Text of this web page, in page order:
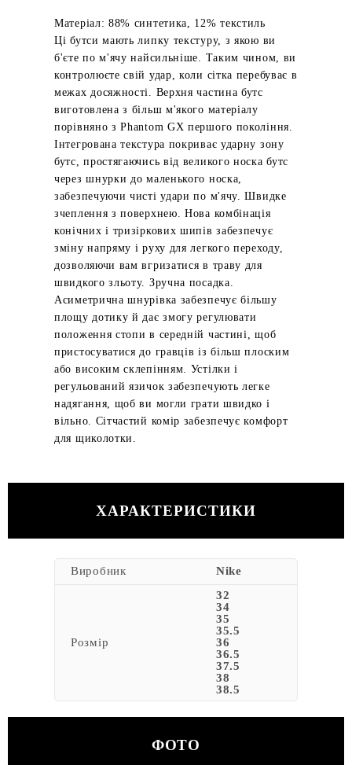
Матеріал: 88% синтетика, 12% текстиль
Ці бутси мають липку текстуру, з якою ви
б'єте по м'ячу найсильніше. Таким чином, ви
контролюєте свій удар, коли сітка перебуває в
межах досяжності. Верхня частина бутс
виготовлена з більш м'якого матеріалу
порівняно з Phantom GX першого покоління.
Інтегрована текстура покриває ударну зону
бутс, простягаючись від великого носка бутс
через шнурки до маленького носка,
забезпечуючи чисті удари по м'ячу. Швидке
зчеплення з поверхнею. Нова комбінація
конічних і тризіркових шипів забезпечує
зміну напряму і руху для легкого переходу,
дозволяючи вам вгризатися в траву для
швидкого зльоту. Зручна посадка.
Асиметрична шнурівка забезпечує більшу
площу дотику й дає змогу регулювати
положення стопи в середній частині, щоб
пристосуватися до гравців із більш плоским
або високим склепінням. Устілки і
регульований язичок забезпечують легке
надягання, щоб ви могли грати швидко і
вільно. Сітчастий комір забезпечує комфорт
для щиколотки.
ХАРАКТЕРИСТИКИ
Виробник Nike
Розмір
32
34
35
35.5
36
36.5
37.5
38
38.5
ФОТО